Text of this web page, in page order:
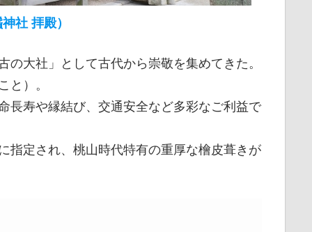
社 拝殿）
大社」として古代から崇敬を集めてきた。
と）。
長寿や縁結び、交通安全など多彩なご利益で
指定され、桃山時代特有の重厚な檜皮葺きが